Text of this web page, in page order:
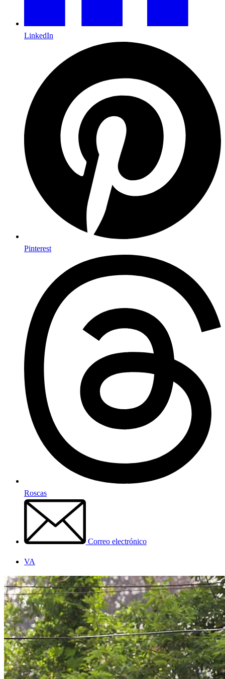
LinkedIn
Pinterest
Roscas
Correo electrónico
VA